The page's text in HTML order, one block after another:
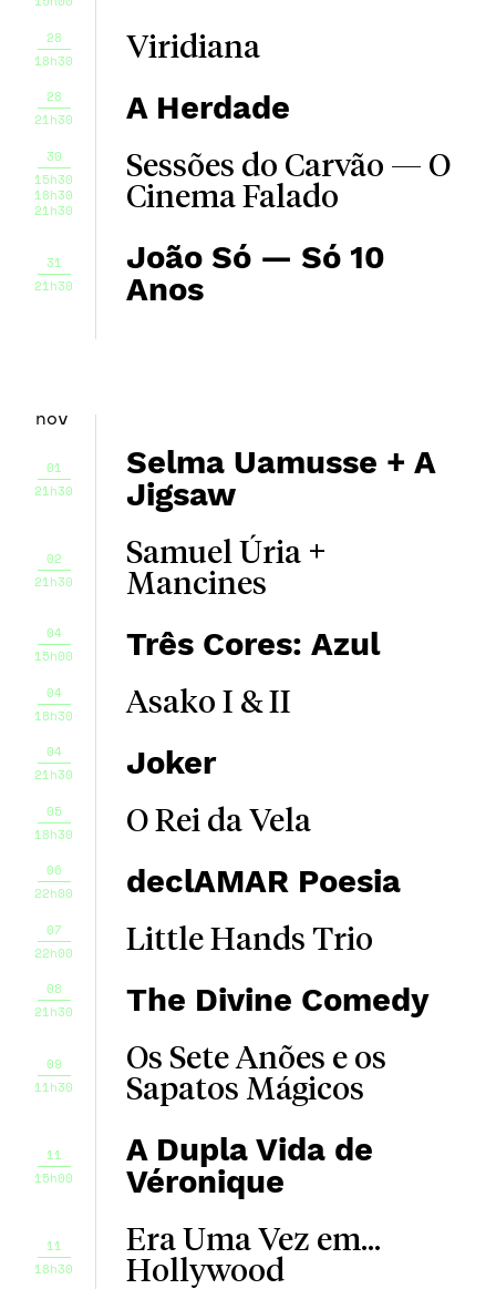
28
18h30
Viridiana
28
21h30
A Herdade
30
15h30
18h30
21h30
Sessões do Carvão — O
Cinema Falado
31
21h30
João Só — Só 10
Anos
nov
01
21h30
Selma Uamusse + A
Jigsaw
02
21h30
Samuel Úria +
Mancines
04
15h00
Três Cores: Azul
04
18h30
Asako I & II
04
21h30
Joker
05
18h30
O Rei da Vela
06
22h00
declAMAR Poesia
07
22h00
Little Hands Trio
08
21h30
The Divine Comedy
09
11h30
Os Sete Anões e os
Sapatos Mágicos
11
15h00
A Dupla Vida de
Véronique
11
18h30
Era Uma Vez em...
Hollywood